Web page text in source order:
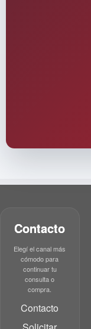
Contacto
Elegí el canal más
cómodo para
continuar tu
consulta o
compra.
Contacto